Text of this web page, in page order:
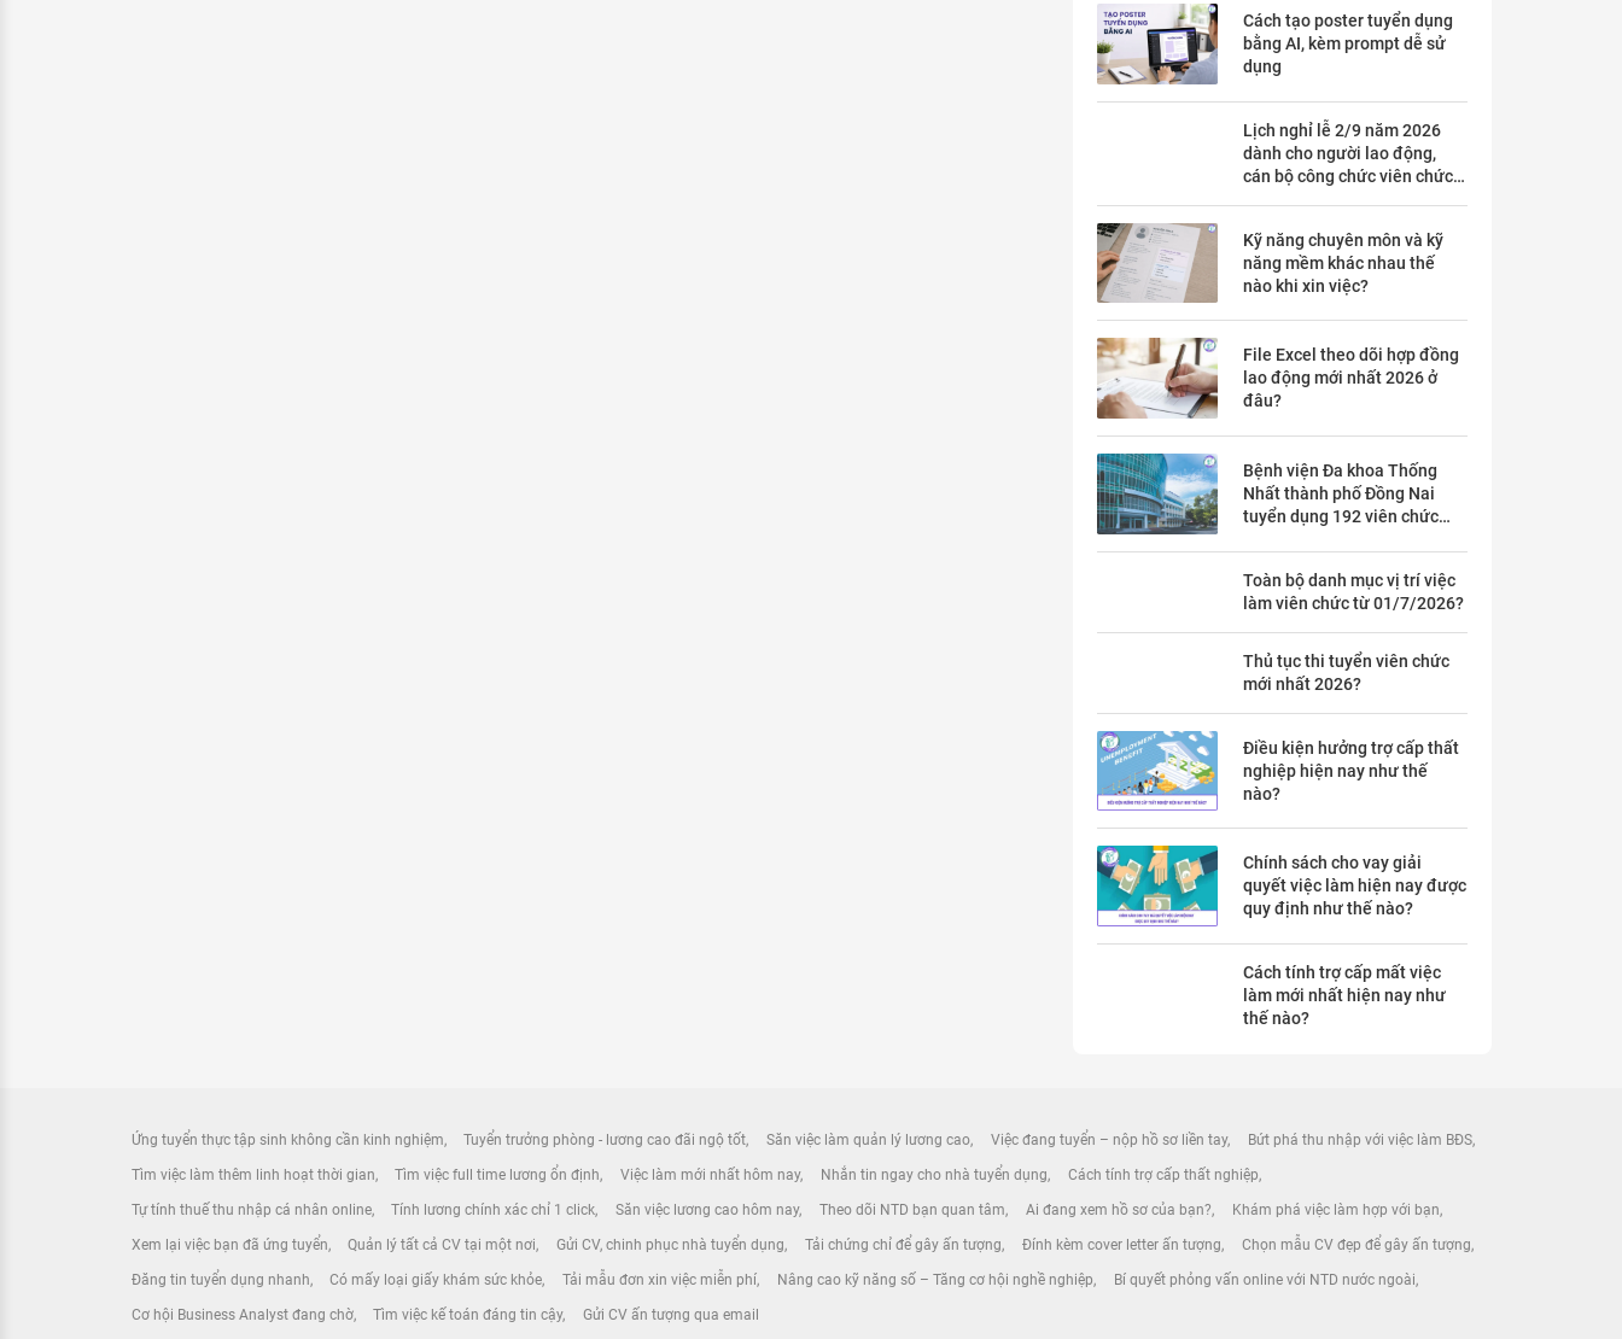
Cách tạo poster tuyển dụng
bằng AI, kèm prompt dễ sử
dụng
Lịch nghỉ lễ 2/9 năm 2026
dành cho người lao động,
cán bộ công chức viên chức
Kỹ năng chuyên môn và kỹ
năng mềm khác nhau thế
nào khi xin việc?
File Excel theo dõi hợp đồng
lao động mới nhất 2026 ở
đâu?
Bệnh viện Đa khoa Thống
Nhất thành phố Đồng Nai
tuyển dụng 192 viên chức
Toàn bộ danh mục vị trí việc
làm viên chức từ 01/7/2026?
Thủ tục thi tuyển viên chức
mới nhất 2026?
Điều kiện hưởng trợ cấp thất
nghiệp hiện nay như thế
nào?
Chính sách cho vay giải
quyết việc làm hiện nay được
quy định như thế nào?
Cách tính trợ cấp mất việc
làm mới nhất hiện nay như
thế nào?
Ứng tuyển thực tập sinh không cần kinh nghiệm Tuyển trưởng phòng - lương cao đãi ngộ tốt Săn việc làm quản lý lương cao Việc đang tuyển – nộp hồ sơ liền tay Bứt phá thu nhập với việc làm BĐS
Tìm việc làm thêm linh hoạt thời gian Tìm việc full time lương ổn định Việc làm mới nhất hôm nay Nhắn tin ngay cho nhà tuyển dụng Cách tính trợ cấp thất nghiệp
Tự tính thuế thu nhập cá nhân online Tính lương chính xác chỉ 1 click Săn việc lương cao hôm nay Theo dõi NTD bạn quan tâm Ai đang xem hồ sơ của bạn? Khám phá việc làm hợp với bạn
Xem lại việc bạn đã ứng tuyển Quản lý tất cả CV tại một nơi Gửi CV, chinh phục nhà tuyển dụng Tải chứng chỉ để gây ấn tượng Đính kèm cover letter ấn tượng Chọn mẫu CV đẹp để gây ấn tượng
Đăng tin tuyển dụng nhanh Có mấy loại giấy khám sức khỏe Tải mẫu đơn xin việc miễn phí Nâng cao kỹ năng số – Tăng cơ hội nghề nghiệp Bí quyết phỏng vấn online với NTD nước ngoài
Cơ hội Business Analyst đang chờ Tìm việc kế toán đáng tin cậy Gửi CV ấn tượng qua email